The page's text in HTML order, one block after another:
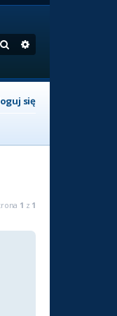
Szukaj
się
1 z 1